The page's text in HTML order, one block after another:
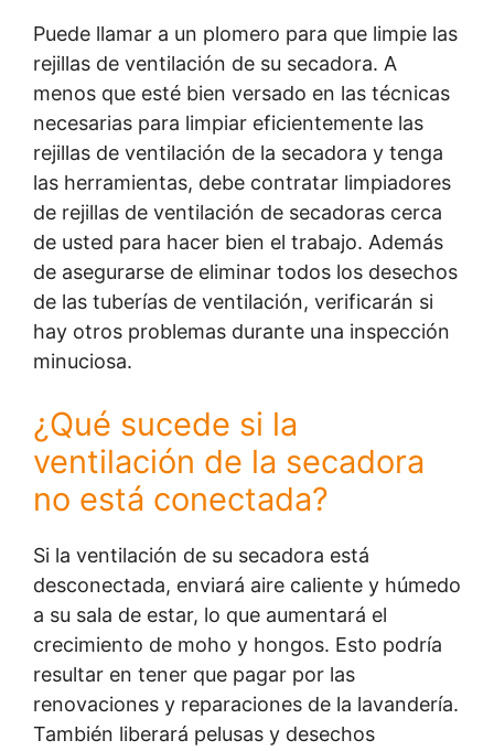
Puede llamar a un plomero para que limpie las
rejillas de ventilación de su secadora. A
menos que esté bien versado en las técnicas
necesarias para limpiar eficientemente las
rejillas de ventilación de la secadora y tenga
las herramientas, debe contratar limpiadores
de rejillas de ventilación de secadoras cerca
de usted para hacer bien el trabajo. Además
de asegurarse de eliminar todos los desechos
de las tuberías de ventilación, verificarán si
hay otros problemas durante una inspección
minuciosa.
¿Qué sucede si la
ventilación de la secadora
no está conectada?
Si la ventilación de su secadora está
desconectada, enviará aire caliente y húmedo
a su sala de estar, lo que aumentará el
crecimiento de moho y hongos. Esto podría
resultar en tener que pagar por las
renovaciones y reparaciones de la lavandería.
También liberará pelusas y desechos